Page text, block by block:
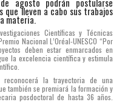
agosto podrán postularse
lleven a cabo sus trabajos
materia.
Científicas y Técnicas
Nacional L’Oréal-UNESCO “Por
deben estar enmarcados en
la excelencia científica y estimula
la trayectoria de una
también se premiará la formación y
posdoctoral de hasta 36 años.